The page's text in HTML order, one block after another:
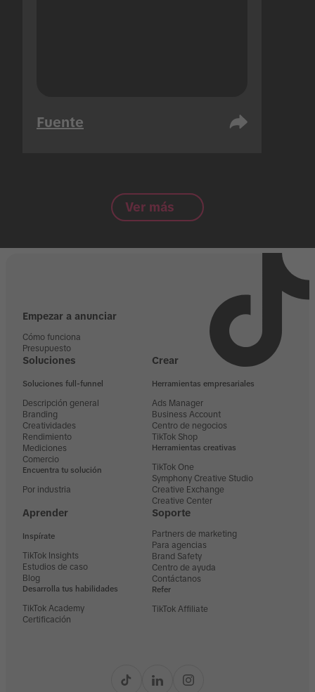
Fuente
Ver más
Empezar a anunciar
Cómo funciona
Presupuesto
Soluciones
Soluciones full-funnel
Descripción general
Branding
Creatividades
Rendimiento
Mediciones
Comercio
Encuentra tu solución
Por industria
Crear
Herramientas empresariales
Ads Manager
Business Account
Centro de negocios
TikTok Shop
Herramientas creativas
TikTok One
Symphony Creative Studio
Creative Exchange
Creative Center
Aprender
Inspírate
TikTok Insights
Estudios de caso
Blog
Desarrolla tus habilidades
TikTok Academy
Certificación
Soporte
Partners de marketing
Para agencias
Brand Safety
Centro de ayuda
Contáctanos
Refer
TikTok Affiliate